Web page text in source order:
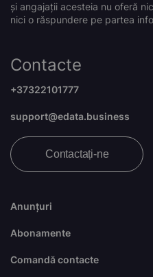
și angajații acesteia nu oferă
nici o răspundere pe partea
Anunțuri
Abonamente
Comandă contacte
Contacte
+37322101777
support@edata.business
Contactați-ne